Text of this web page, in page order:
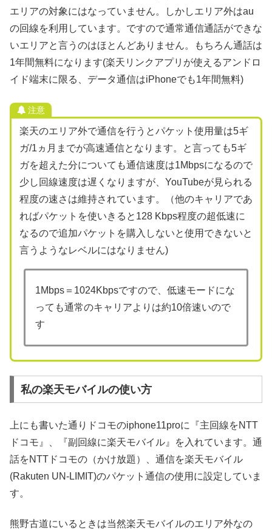
エリアの対象にはなっていません。しかしエリア外はau
の回線を利用しています。ですので通常通信通話ができな
いエリアと言うのはほとんどありません。もちろん通話は
1年間無料になります(楽天リンクアプリが使えるアンドロ
イド端末に限る、データ通信はiPhoneでも1年間無料)
注意
楽天のエリア外で通信を行うとパケット使用量は5ギ
ガ/1ヵ月までが高速通信となります。と言っても5ギ
ガを超えた分についても通信速度は1Mbpsになるので
少し回線速度は遅くなりますが、YouTubeが見られる
程度の速さは維持されています。（他のキャリアであ
ればパケットを使いきると128 Kbps程度の超低速に
なるので追加パケットを購入しないと使用できないと
言うようなレベルにはなりません)
1Mbps＝1024Kbpsですので、低速モードにな
っても通常のキャリアよりは約10倍速いので
す
私の楽天モバイルの使い方
上にも書いた通りドコモのiphone11proに『主回線をNTT
ドコモ』、『副回線に楽天モバイル』を入れています。通
話をNTTドコモの（かけ放題）、通信を楽天モバイル
(Rakuten UN-LIMIT)のパケット通信の使用に設定していま
す。
熊野古道にいるときは当然楽天モバイルのエリア外なの